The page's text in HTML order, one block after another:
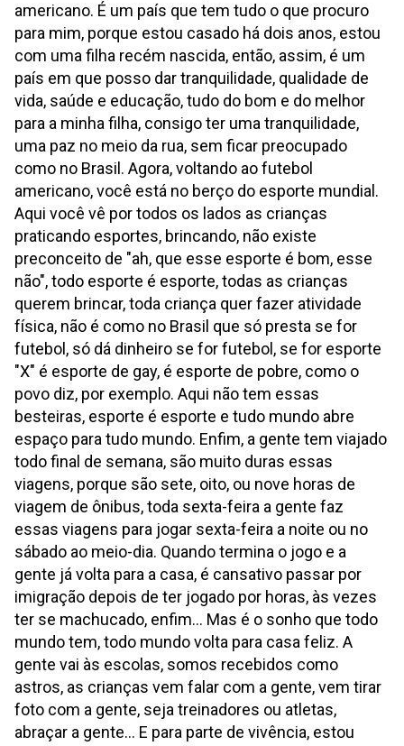
americano. É um país que tem tudo o que procuro
para mim, porque estou casado há dois anos, estou
com uma filha recém nascida, então, assim, é um
país em que posso dar tranquilidade, qualidade de
vida, saúde e educação, tudo do bom e do melhor
para a minha filha, consigo ter uma tranquilidade,
uma paz no meio da rua, sem ficar preocupado
como no Brasil. Agora, voltando ao futebol
americano, você está no berço do esporte mundial.
Aqui você vê por todos os lados as crianças
praticando esportes, brincando, não existe
preconceito de "ah, que esse esporte é bom, esse
não", todo esporte é esporte, todas as crianças
querem brincar, toda criança quer fazer atividade
física, não é como no Brasil que só presta se for
futebol, só dá dinheiro se for futebol, se for esporte
"X" é esporte de gay, é esporte de pobre, como o
povo diz, por exemplo. Aqui não tem essas
besteiras, esporte é esporte e tudo mundo abre
espaço para tudo mundo. Enfim, a gente tem viajado
todo final de semana, são muito duras essas
viagens, porque são sete, oito, ou nove horas de
viagem de ônibus, toda sexta-feira a gente faz
essas viagens para jogar sexta-feira a noite ou no
sábado ao meio-dia. Quando termina o jogo e a
gente já volta para a casa, é cansativo passar por
imigração depois de ter jogado por horas, às vezes
ter se machucado, enfim... Mas é o sonho que todo
mundo tem, todo mundo volta para casa feliz. A
gente vai às escolas, somos recebidos como
astros, as crianças vem falar com a gente, vem tirar
foto com a gente, seja treinadores ou atletas,
abraçar a gente... E para parte de vivência, estou